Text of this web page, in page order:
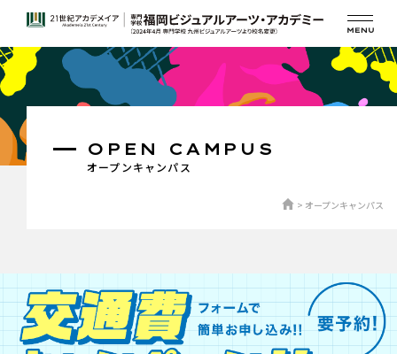
オープンキャンパス
OPEN CAMPUS
オープンキャンパス